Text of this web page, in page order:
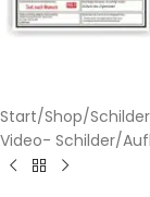
Start/Shop/
Video- Schilder/